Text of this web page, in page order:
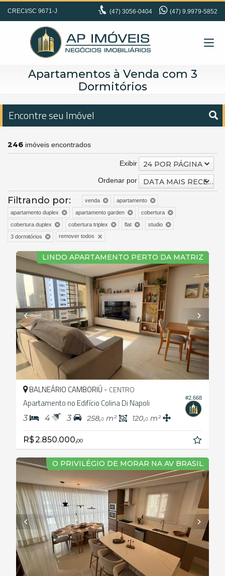
CRECI/SC 9671-J (47) 3056-0404 (47) 9.9979-5852
Apartamentos à Venda com 3
Dormitórios
Encontre seu Imóvel
246 imóveis encontrados
Exibir 24 POR PÁGINA
Ordenar por DATA MAIS RECENTE
Filtrando por: venda
apartamento
apartamento duplex
apartamento garden
cobertura
cobertura duplex
cobertura triplex flat
studio
3 dormitórios
remover todos
LINDO APARTAMENTO PERTO DA MATRIZ
#2.668
BALNEÁRIO CAMBORIÚ - CENTRO
Apartamento no Edifício Colina Di Napoli
3 4 3 258,0 m² 120,0 m²
R$ 2.850.000,00
O PRIVILÉGIO DE MORAR NA AV BRASIL